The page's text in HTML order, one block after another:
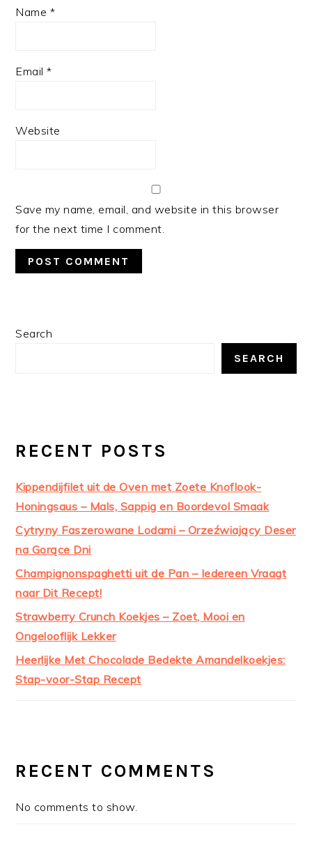
Name *
Email*
Website
Save my name, email, and website in this browser
for the next time I comment.
PRIMARY
Search
SEARCH
RECENT POSTS
Kippendijfilet uit de Oven met Zoete Knoflook-
Honingsaus – Mals, Sappig en Boordevol Smaak
Cytryny Faszerowane Lodami – Orzeźwiający Deser
na Gorące Dni
Champignonspaghetti uit de Pan – Iedereen Vraagt
naar Dit Recept!
Strawberry Crunch Koekjes – Zoet, Mooi en
Ongelooflijk Lekker
Heerlijke Met Chocolade Bedekte Amandelkoekjes:
Stap-voor-Stap Recept
RECENT COMMENTS
No comments to show.